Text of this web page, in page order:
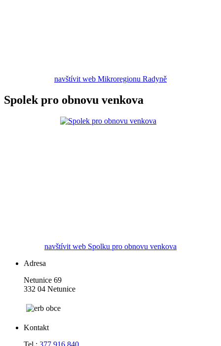
navštívit web Mikroregionu Radyně
Spolek pro obnovu venkova
navštívit web Spolku pro obnovu venkova
Adresa
Netunice 69
332 04 Netunice
Kontakt
Tel.: 377 916 840